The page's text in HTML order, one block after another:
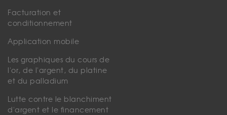
Facturation et
conditionnement
Application mobile
Les graphiques du cours de
l'or, de l'argent, du platine
et du palladium
Lutte contre le blanchiment
d'argent et le financement